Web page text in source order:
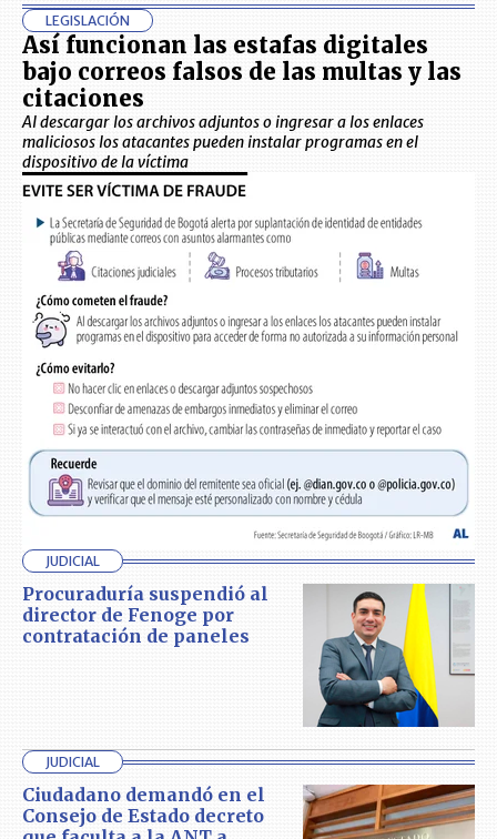
LEGISLACIÓN
Así funcionan las estafas digitales
bajo correos falsos de las multas y las
citaciones
Al descargar los archivos adjuntos o ingresar a los enlaces
maliciosos los atacantes pueden instalar programas en el
dispositivo de la víctima
JUDICIAL
Procuraduría suspendió al
director de Fenoge por
contratación de paneles
JUDICIAL
Ciudadano demandó en el
Consejo de Estado decreto